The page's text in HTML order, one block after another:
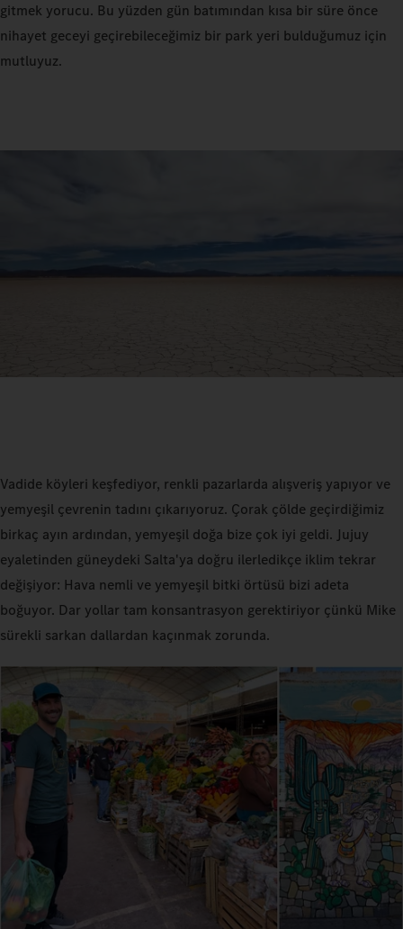
gitmek yorucu. Bu yüzden gün batımından kısa bir süre önce
nihayet geceyi geçirebileceğimiz bir park yeri bulduğumuz için
mutluyuz.
Vadide köyleri keşfediyor, renkli pazarlarda alışveriş yapıyor ve
yemyeşil çevrenin tadını çıkarıyoruz. Çorak çölde geçirdiğimiz
birkaç ayın ardından, yemyeşil doğa bize çok iyi geldi. Jujuy
eyaletinden güneydeki Salta'ya doğru ilerledikçe iklim tekrar
değişiyor: Hava nemli ve yemyeşil bitki örtüsü bizi adeta
boğuyor. Dar yollar tam konsantrasyon gerektiriyor çünkü Mike
sürekli sarkan dallardan kaçınmak zorunda.